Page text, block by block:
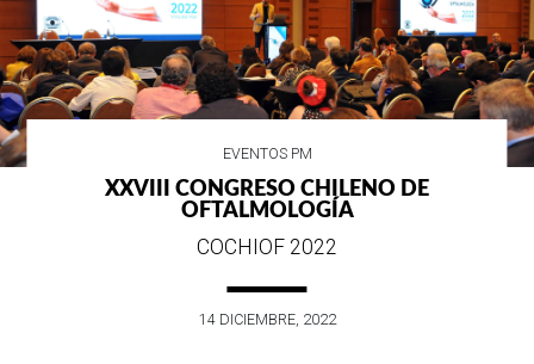
EVENTOS PM
XXVIII CONGRESO CHILENO DE
OFTALMOLOGÍA
COCHIOF 2022
14 DICIEMBRE, 2022